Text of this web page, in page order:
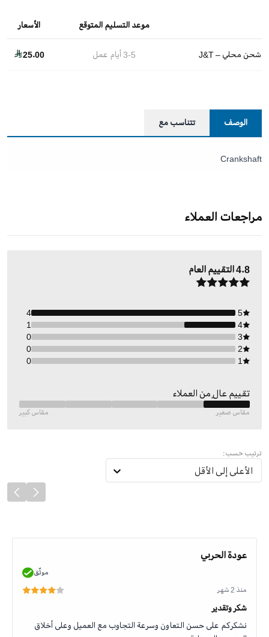
موعد التسليم المتوقع الأسعار
شحن محلي – J&T 3-5أيام عمل 25.00
الوصف تتناسب مع
Crankshaft
مراجعات العملاء
4.8التقييم العام
5
4
4
1
3
0
2
0
1
0
تقييم عالٍ من العملاء
مقاس صغير مقاس كبير
ترتيب حسب:
الأعلى إلى الأقل
عودة الحربي
موثّق
منذ 2 شهر
شكر وتقدير
نشكركم على حسن التعاون وسرعة التجاوب مع العميل وعلى أخلاق